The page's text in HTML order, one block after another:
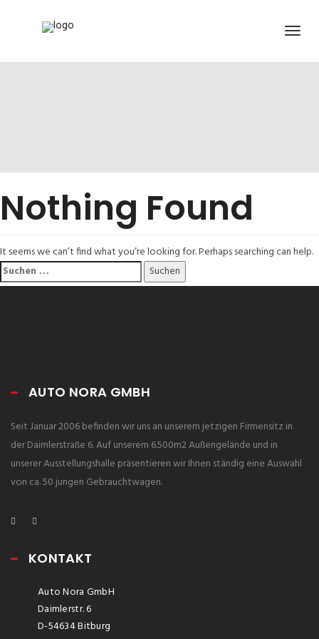
Nothing Found
It seems we can’t find what you’re looking for. Perhaps searching can help.
Suchen
nach:
AUTO NORA GMBH
Seit Januar 2006 befinden wir uns an unserem jetzigen Firmensitz in
der Daimlerstraße 6. Auf unserem 6.500m2 Außengelände und in
unserer Ausstellungshalle präsentieren wir Ihnen ständig eine Auswahl
von ca. 50 jungen Gebrauchtwagen.
KONTAKT
Auto Nora GmbH
Daimlerstr. 6
D-54634 Bitburg